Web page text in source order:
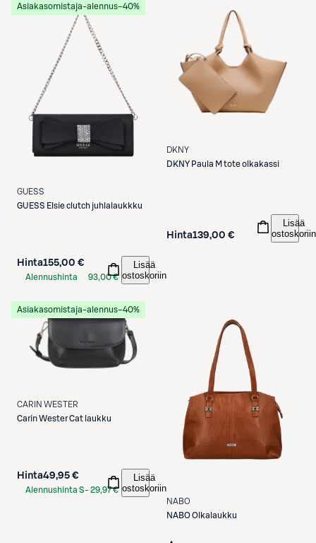
Asiakasomistaja-alennus−40%
GUESS
GUESS Elsie clutch juhlalaukkku
Hinta155,00 €
Alennushinta
93,00 €
Lisää
ostoskoriin
DKNY
DKNY Paula M tote olkakassi
Hinta139,00 €
Lisää
ostoskoriin
Asiakasomistaja-alennus−40%
CARIN WESTER
Carin WesterCat laukku
Hinta49,95 €
Alennushinta S-29,97 €
Lisää
ostoskoriin
NABO
NABOOlkalaukku